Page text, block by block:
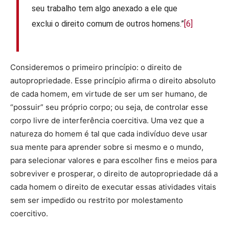
seu trabalho tem algo anexado a ele que
exclui o direito comum de outros homens.”[6]
Consideremos o primeiro princípio: o direito de
autopropriedade. Esse princípio afirma o direito absoluto
de cada homem, em virtude de ser um ser humano, de
“possuir” seu próprio corpo; ou seja, de controlar esse
corpo livre de interferência coercitiva. Uma vez que a
natureza do homem é tal que cada indivíduo deve usar
sua mente para aprender sobre si mesmo e o mundo,
para selecionar valores e para escolher fins e meios para
sobreviver e prosperar, o direito de autopropriedade dá a
cada homem o direito de executar essas atividades vitais
sem ser impedido ou restrito por molestamento
coercitivo.